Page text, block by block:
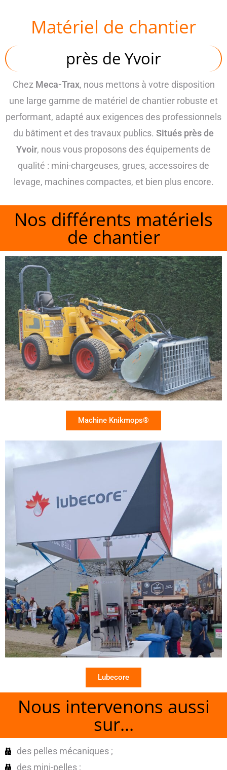
Matériel de chantier
près de Yvoir
Chez Meca-Trax, nous mettons à votre disposition
une large gamme de matériel de chantier robuste et
performant, adapté aux exigences des professionnels
du bâtiment et des travaux publics. Situés près de
Yvoir, nous vous proposons des équipements de
qualité : mini-chargeuses, grues, accessoires de
levage, machines compactes, et bien plus encore.
Nos différents matériels
de chantier
Machine Knikmops®
Lubecore
Nous intervenons aussi
sur...
des pelles mécaniques ;
des mini-pelles ;